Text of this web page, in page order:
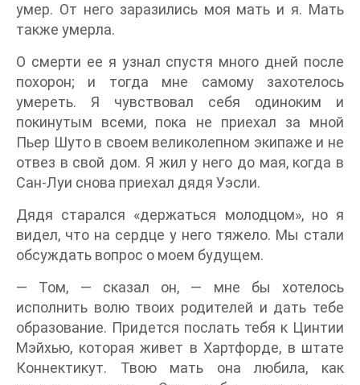
умер. От него заразились моя мать и я. Мать
также умерла.
О смерти ее я узнал спустя много дней после
похорон; и тогда мне самому захотелось
умереть. Я чувствовал себя одиноким и
покинутым всеми, пока не приехал за мной
Пьер Шуто в своем великолепном экипаже и не
отвез в свой дом. Я жил у него до мая, когда в
Сан-Луи снова приехал дядя Уэсли.
Дядя старался «держаться молодцом», но я
видел, что на сердце у него тяжело. Мы стали
обсуждать вопрос о моем будущем.
— Том, — сказал он, — мне бы хотелось
исполнить волю твоих родителей и дать тебе
образование. Придется послать тебя к Цинтии
Мэйхью, которая живет в Хартфорде, в штате
Коннектикут. Твою мать она любила, как